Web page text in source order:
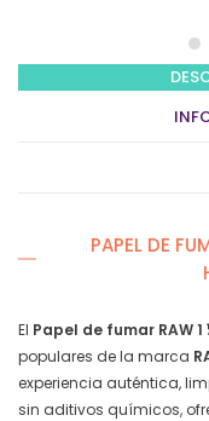
PAPEL DE
El Papel de fumar RAW
populares de la marca
experiencia auténtica,
sin aditivos químicos,